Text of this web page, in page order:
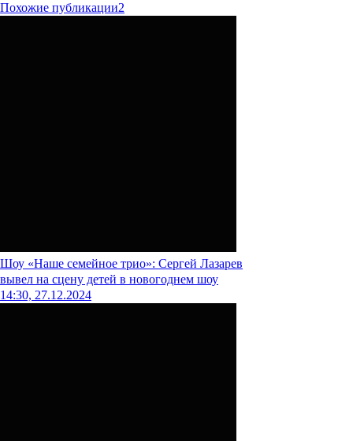
Похожие публикации2
Шоу «Наше семейное трио»: Сергей Лазарев
вывел на сцену детей в новогоднем шоу
14:30, 27.12.2024